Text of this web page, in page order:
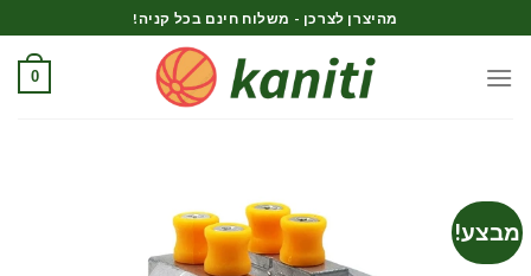
to
content
מהיצרן לצרכן - משלוח חינם בכל קניה!
0
מבצע!